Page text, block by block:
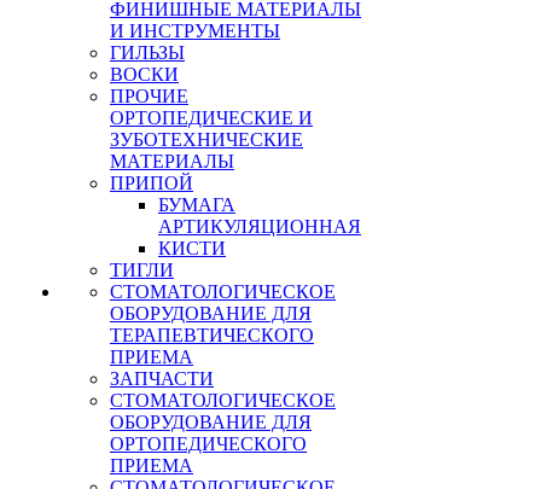
ФИНИШНЫЕ МАТЕРИАЛЫ
И ИНСТРУМЕНТЫ
ГИЛЬЗЫ
ВОСКИ
ПРОЧИЕ
ОРТОПЕДИЧЕСКИЕ И
ЗУБОТЕХНИЧЕСКИЕ
МАТЕРИАЛЫ
ПРИПОЙ
БУМАГА
АРТИКУЛЯЦИОННАЯ
КИСТИ
ТИГЛИ
СТОМАТОЛОГИЧЕСКОЕ
ОБОРУДОВАНИЕ ДЛЯ
ТЕРАПЕВТИЧЕСКОГО
ПРИЕМА
ЗАПЧАСТИ
СТОМАТОЛОГИЧЕСКОЕ
ОБОРУДОВАНИЕ ДЛЯ
ОРТОПЕДИЧЕСКОГО
ПРИЕМА